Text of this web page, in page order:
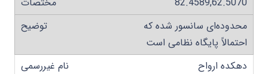
محدوده‌ای سانسور شده که
احتمالاً پایگاه نظامی است
دهکده ارواح